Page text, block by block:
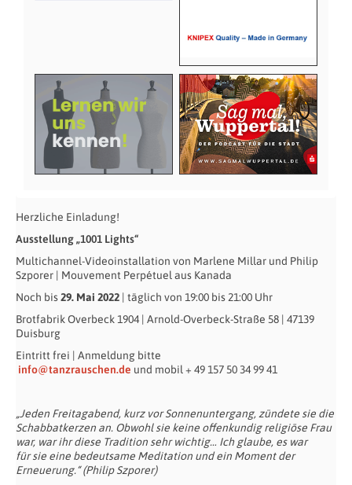
Herzliche Einladung!
Ausstellung „1001 Lights“
Multichannel-Videoinstallation von Marlene Millar und Philip
Szporer | Mouvement Perpétuel aus Kanada
Noch bis29. Mai 2022 | täglich von 19:00 bis 21:00 Uhr
Brotfabrik Overbeck 1904 | Arnold-Overbeck-Straße 58 | 47139
Duisburg
Eintritt frei | Anmeldung bitte
info@tanzrauschen.de und mobil + 49 157 50 34 99 41
„Jeden Freitagabend, kurz vor Sonnenuntergang, zündete sie die
Schabbatkerzen an. Obwohl sie keine offenkundig religiöse Frau
war, war ihr diese Tradition sehr wichtig… Ich glaube, es war
fürsie eine bedeutsame Meditation und ein Moment der
Erneuerung.“ (Philip Szporer)